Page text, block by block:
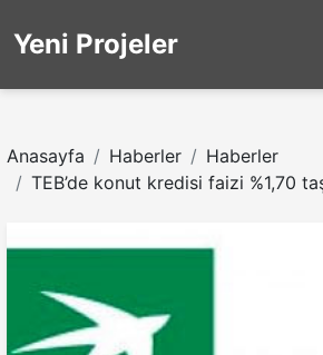
Yeni Projeler
Anasayfa Haberler
Haberler
TEB’de konut kredisi faizi %1,70